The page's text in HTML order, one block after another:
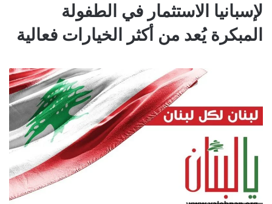
لإسبانيا الاستثمار في الطفولة
المبكرة يُعد من أكثر الخيارات فعالية